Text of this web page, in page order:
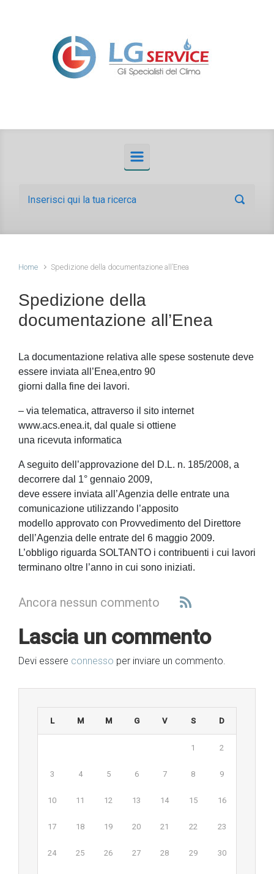
Home Spedizione della documentazione all’Enea
Spedizione della
documentazione all’Enea
La documentazione relativa alle spese sostenute deve
essere inviata all’Enea,entro 90
giorni dalla fine dei lavori.
– via telematica, attraverso il sito internet
www.acs.enea.it, dal quale si ottiene
una ricevuta informatica
A seguito dell’approvazione del D.L. n. 185/2008, a
decorrere dal 1° gennaio 2009,
deve essere inviata all’Agenzia delle entrate una
comunicazione utilizzando l’apposito
modello approvato con Provvedimento del Direttore
dell’Agenzia delle entrate del 6 maggio 2009.
L’obbligo riguarda SOLTANTO i contribuenti i cui lavori
terminano oltre l’anno in cui sono iniziati.
Ancora nessun commento
Lascia un commento
Devi essere connesso per inviare un commento.
L M M G V S D
1 2
3 4 5 6 7 8 9
10 11 12 13 14 15 16
17 18 19 20 21 22 23
24 25 26 27 28 29 30